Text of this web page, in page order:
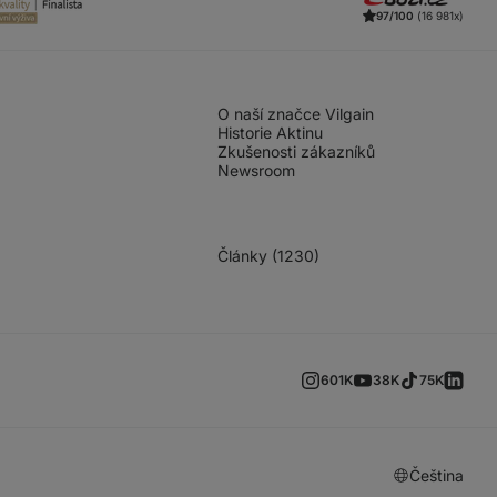
97/100 (16 981x)
O naší značce Vilgain
Historie Aktinu
Zkušenosti zákazníků
Newsroom
Články (1230)
601K 38K 75K
Čeština